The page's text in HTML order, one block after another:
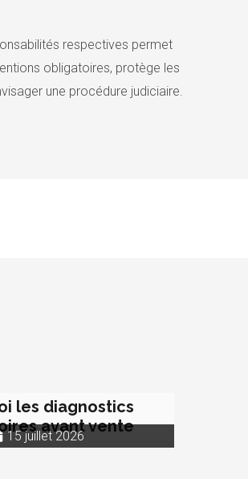
respectives permet
obligatoires, protège les
une procédure judiciaire.
les diagnostics
avant vente
15 juillet 2026